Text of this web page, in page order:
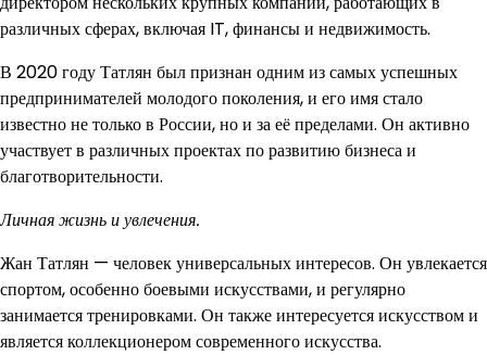
различных сферах, включая IT, финансы и недвижимость.
В 2020 году Татлян был признан одним из самых успешных
предпринимателей молодого поколения, и его имя стало
известно не только в России, но и за её пределами. Он активно
участвует в различных проектах по развитию бизнеса и
благотворительности.
Личная жизнь и увлечения.
Жан Татлян — человек универсальных интересов. Он увлекается
спортом, особенно боевыми искусствами, и регулярно
занимается тренировками. Он также интересуется искусством и
является коллекционером современного искусства.